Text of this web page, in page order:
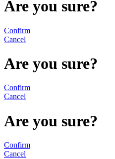
Are you sure?
Confirm
Cancel
Are you sure?
Confirm
Cancel
Are you sure?
Confirm
Cancel